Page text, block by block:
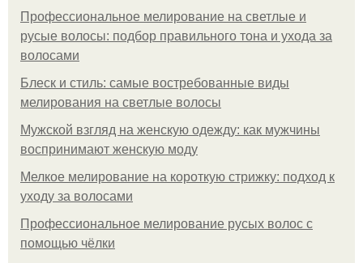
Профессиональное мелирование на светлые и
русые волосы: подбор правильного тона и ухода за
волосами
Блеск и стиль: самые востребованные виды
мелирования на светлые волосы
Мужской взгляд на женскую одежду: как мужчины
воспринимают женскую моду
Мелкое мелирование на короткую стрижку: подход к
уходу за волосами
Профессиональное мелирование русых волос с
помощью чёлки